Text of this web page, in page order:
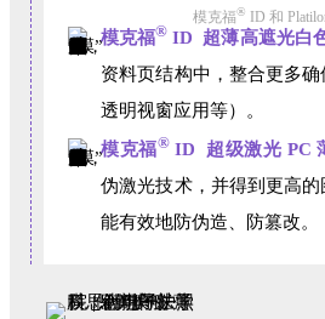
模克福® ID 和
模克福® ID 超薄高遮光白
资料页结构中，整合更多
透明视窗应用等）。
模克福®ID 超级激光 PC
伪激光技术，并得到更高的
能有效地防伪造、防篡改。